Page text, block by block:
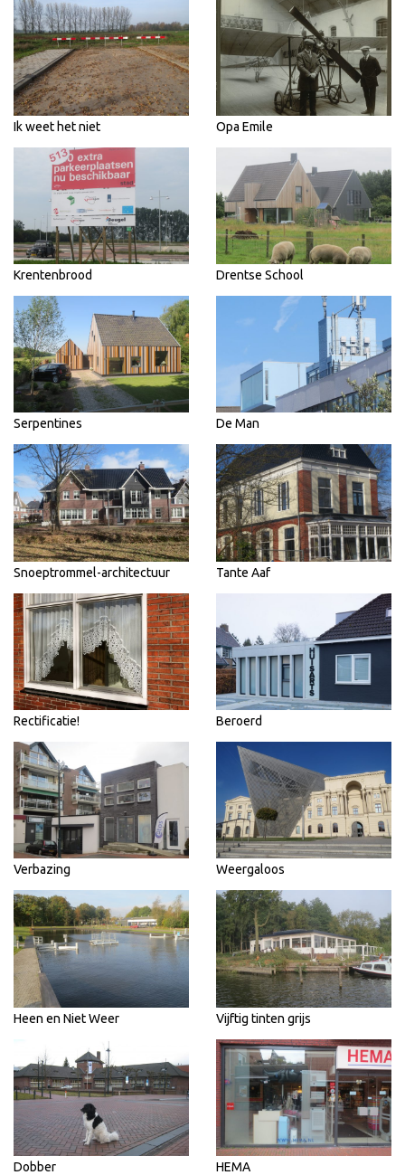
Ik weet het niet Opa Emile
Krentenbrood Drentse School
Serpentines De Man
Snoeptrommel-architectuur Tante Aaf
Rectificatie! Beroerd
Verbazing Weergaloos
Heen en Niet Weer Vijftig tinten grijs
Dobber HEMA